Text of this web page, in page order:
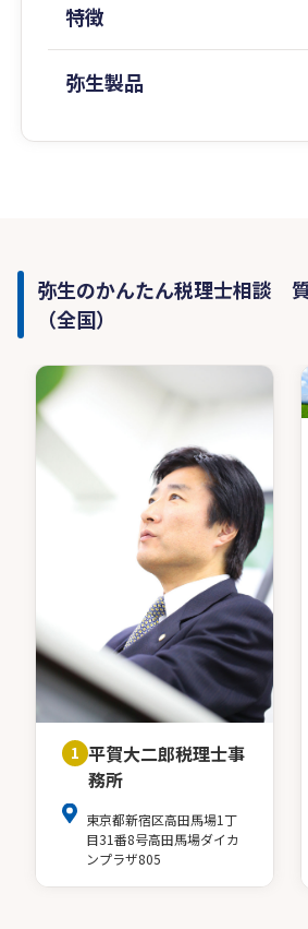
特徴
弥生製品
弥生のかんたん税理士相談
（全国）
1 平賀大二郎税理士事
務所
東京都新宿区高田馬場1丁
目31番8号高田馬場ダイカ
ンプラザ805